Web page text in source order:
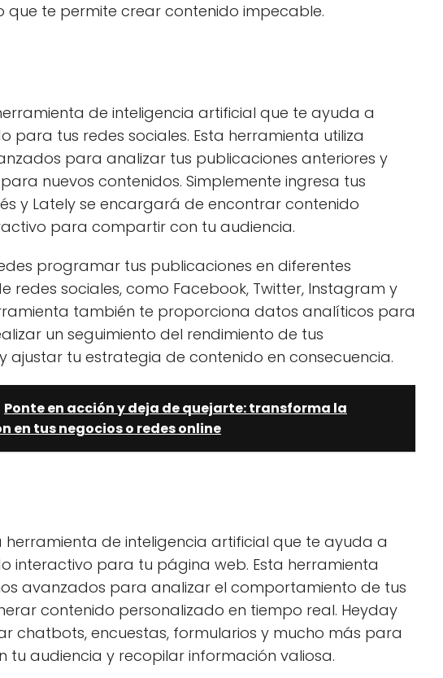
que te permite crear contenido impecable.
de inteligencia artificial que te ayuda a
para tus redes sociales. Esta herramienta utiliza
para analizar tus publicaciones anteriores y
nuevos contenidos. Simplemente ingresa tus
y Lately se encargará de encontrar contenido
para compartir con tu audiencia.
programar tus publicaciones en diferentes
redes sociales, como Facebook, Twitter, Instagram y
también te proporciona datos analíticos para
un seguimiento del rendimiento de tus
ajustar tu estrategia de contenido en consecuencia.
Ponte en acción y deja de quejarte: transforma la
en tus negocios o redes online
herramienta de inteligencia artificial que te ayuda a
interactivo para tu página web. Esta herramienta
avanzados para analizar el comportamiento de tus
contenido personalizado en tiempo real. Heyday
chatbots, encuestas, formularios y mucho más para
tu audiencia y recopilar información valiosa.